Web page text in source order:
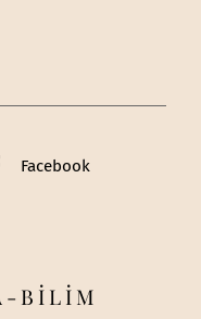
Facebook
BİLİM